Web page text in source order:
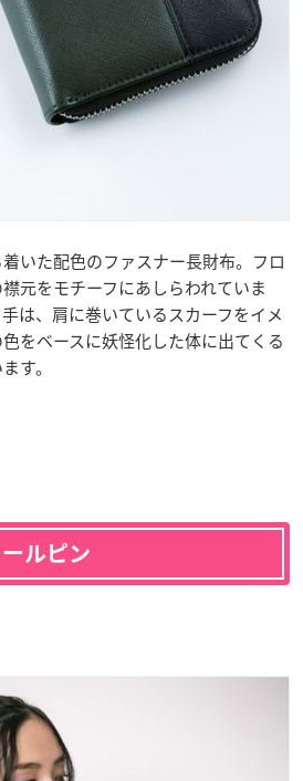
いた配色のファスナー長財布。フロ
元をモチーフにあしらわれていま
は、肩に巻いているスカーフをイメ
をベースに妖怪化した体に出てくる
す。
ルピン